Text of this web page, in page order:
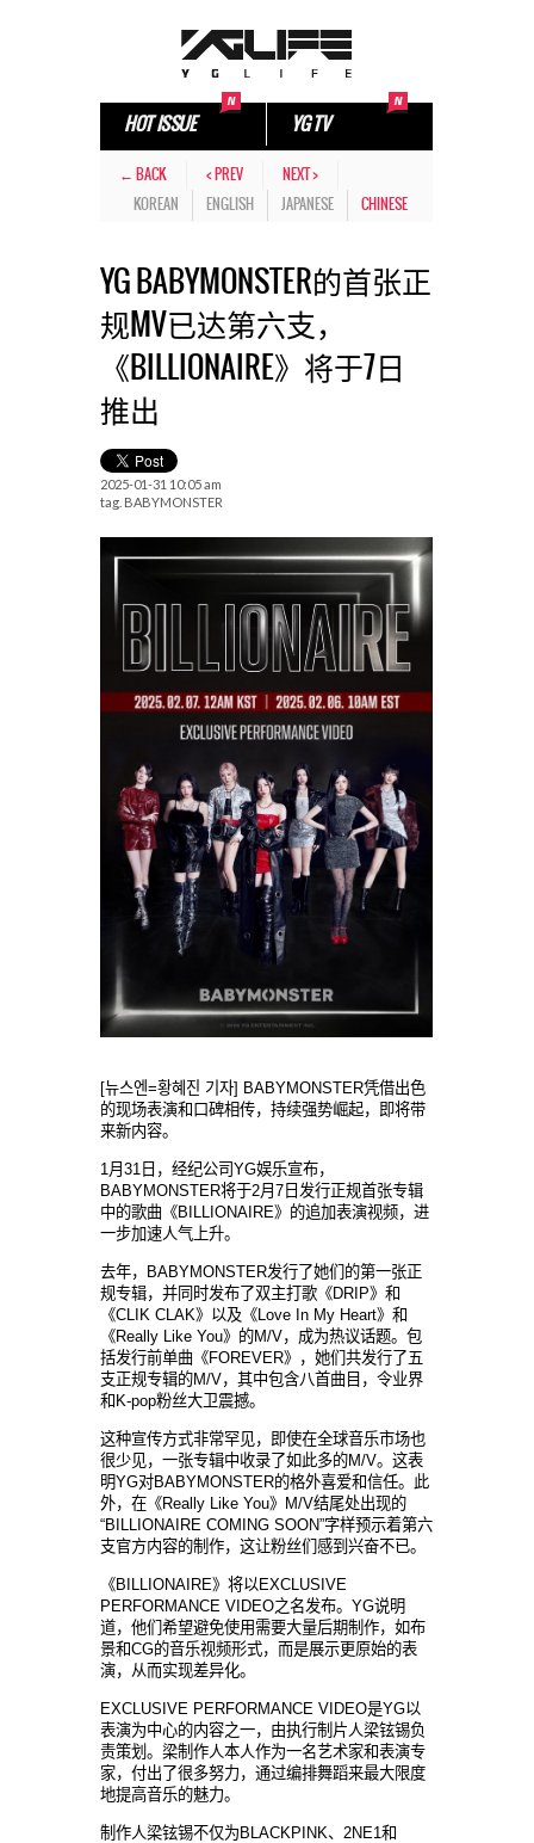
HOT ISSUE YG TV
← BACK < PREV
NEXT >
KOREAN
ENGLISH JAPANESE CHINESE
YG BABYMONSTER的首张正
规MV已达第六支，
《BILLIONAIRE》将于7日
推出
2025-01-31 10:05 am
tag. BABYMONSTER
[뉴스엔=황혜진 기자] BABYMONSTER凭借出色
的现场表演和口碑相传，持续强势崛起，即将带
来新内容。
1月31日，经纪公司YG娱乐宣布，
BABYMONSTER将于2月7日发行正规首张专辑
中的歌曲《BILLIONAIRE》的追加表演视频，进
一步加速人气上升。
去年，BABYMONSTER发行了她们的第一张正
规专辑，并同时发布了双主打歌《DRIP》和
《CLIK CLAK》以及《Love In My Heart》和
《Really Like You》的M/V，成为热议话题。包
括发行前单曲《FOREVER》，她们共发行了五
支正规专辑的M/V，其中包含八首曲目，令业界
和K-pop粉丝大卫震撼。
这种宣传方式非常罕见，即使在全球音乐市场也
很少见，一张专辑中收录了如此多的M/V。这表
明YG对BABYMONSTER的格外喜爱和信任。此
外，在《Really Like You》M/V结尾处出现的
“BILLIONAIRE COMING SOON”字样预示着第六
支官方内容的制作，这让粉丝们感到兴奋不已。
《BILLIONAIRE》将以EXCLUSIVE
PERFORMANCE VIDEO之名发布。YG说明
道，他们希望避免使用需要大量后期制作，如布
景和CG的音乐视频形式，而是展示更原始的表
演，从而实现差异化。
EXCLUSIVE PERFORMANCE VIDEO是YG以
表演为中心的内容之一，由执行制片人梁铉锡负
责策划。梁制作人本人作为一名艺术家和表演专
家，付出了很多努力，通过编排舞蹈来最大限度
地提高音乐的魅力。
制作人梁铉锡不仅为BLACKPINK、2NE1和